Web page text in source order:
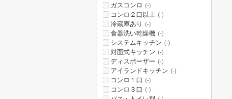
ガスコンロ (-)
コンロ２口以上 (-)
冷蔵庫あり (-)
食器洗い乾燥機 (-)
システムキッチン (-)
対面式キッチン (-)
ディスポーザー (-)
アイランドキッチン (-)
コンロ１口 (-)
コンロ３口 (-)